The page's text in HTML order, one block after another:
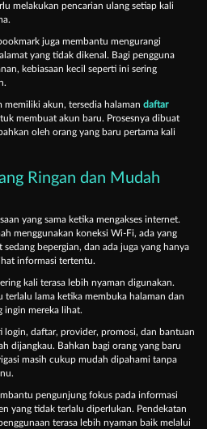
melakukan pencarian ulang setiap kali
juga membantu mengurangi
yang tidak dikenal. Bagi pengguna
kebiasaan kecil seperti ini sering
memiliki akun, tersedia halaman daftar
membuat akun baru. Prosesnya dibuat
oleh orang yang baru pertama kali
Ringan dan Mudah
yang sama ketika mengakses internet.
menggunakan koneksi Wi-Fi, ada yang
bepergian, dan ada juga yang hanya
informasi tertentu.
kali terasa lebih nyaman digunakan.
terlalu lama ketika membuka halaman dan
ingin mereka lihat.
login, daftar, provider, promosi, dan bantuan
dijangkau. Bahkan bagi orang yang baru
masih cukup mudah dipahami tanpa
pengunjung fokus pada informasi
yang tidak terlalu diperlukan. Pendekatan
terasa lebih nyaman baik melalui